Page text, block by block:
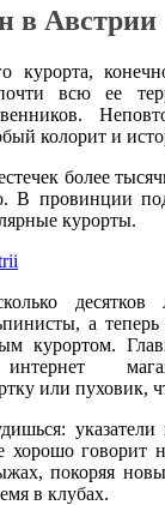
в Австрии
курорта,
всю ее
колорит и
более
В провинции
курорты.
десятков
а теперь
курортом.
или пуховик,
хорошо говорит
покоряя
в клубах.